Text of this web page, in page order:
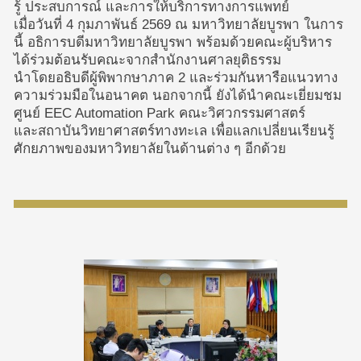
รู้ ประสบการณ์ และการให้บริการทางการแพทย์
เมื่อวันที่ 4 กุมภาพันธ์ 2569 ณ มหาวิทยาลัยบูรพา ในการ
นี้ อธิการบดีมหาวิทยาลัยบูรพา พร้อมด้วยคณะผู้บริหาร
ได้ร่วมต้อนรับคณะจากสำนักงานศาลยุติธรรม
นำโดยอธิบดีผู้พิพากษาภาค 2 และร่วมกันหารือแนวทาง
ความร่วมมือในอนาคต นอกจากนี้ ยังได้นำคณะเยี่ยมชม
ศูนย์ EEC Automation Park คณะวิศวกรรมศาสตร์
และสถาบันวิทยาศาสตร์ทางทะเล เพื่อแลกเปลี่ยนเรียนรู้
ศักยภาพของมหาวิทยาลัยในด้านต่าง ๆ อีกด้วย